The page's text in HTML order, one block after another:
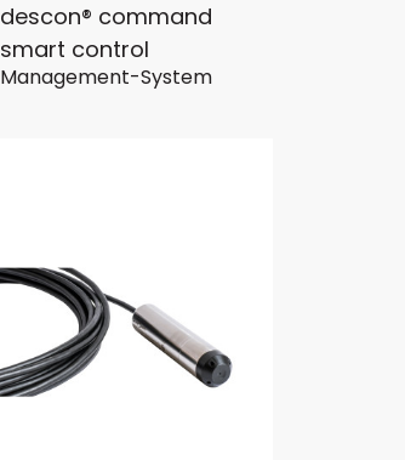
descon® command
smart control
Management-System